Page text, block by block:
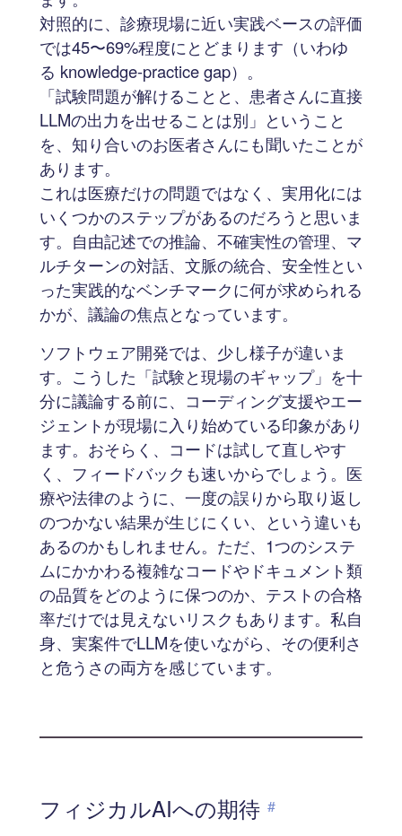
対照的に、診療現場に近い実践ベースの評価
では45〜69%程度にとどまります（いわゆ
る knowledge-practice gap）。
「試験問題が解けることと、患者さんに直接
LLMの出力を出せることは別」ということ
を、知り合いのお医者さんにも聞いたことが
あります。
これは医療だけの問題ではなく、実用化には
いくつかのステップがあるのだろうと思いま
す。自由記述での推論、不確実性の管理、マ
ルチターンの対話、文脈の統合、安全性とい
った実践的なベンチマークに何が求められる
かが、議論の焦点となっています。
ソフトウェア開発では、少し様子が違いま
す。こうした「試験と現場のギャップ」を十
分に議論する前に、コーディング支援やエー
ジェントが現場に入り始めている印象があり
ます。おそらく、コードは試して直しやす
く、フィードバックも速いからでしょう。医
療や法律のように、一度の誤りから取り返し
のつかない結果が生じにくい、という違いも
あるのかもしれません。ただ、1つのシステ
ムにかかわる複雑なコードやドキュメント類
の品質をどのように保つのか、テストの合格
率だけでは見えないリスクもあります。私自
身、実案件でLLMを使いながら、その便利さ
と危うさの両方を感じています。
フィジカルAIへの期待 #